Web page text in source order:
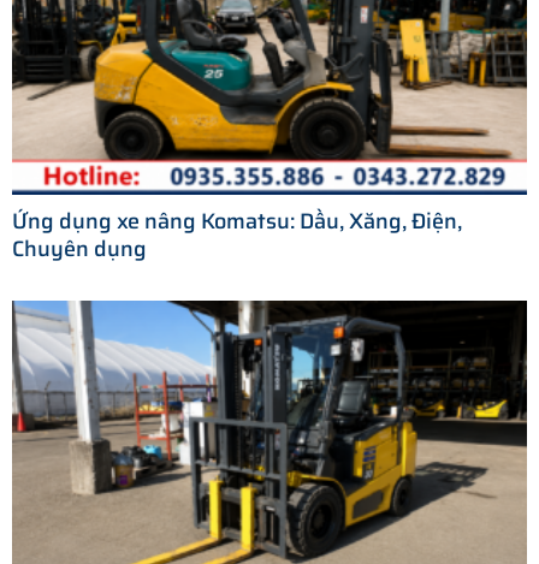
Ứng dụng xe nâng Komatsu: Dầu, Xăng, Điện,
Chuyên dụng